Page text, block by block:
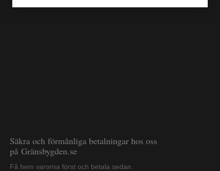
Säkra och förmånliga betalningar hos oss
på Gränsbygden.se
Få hem varorna först och betala sedan.